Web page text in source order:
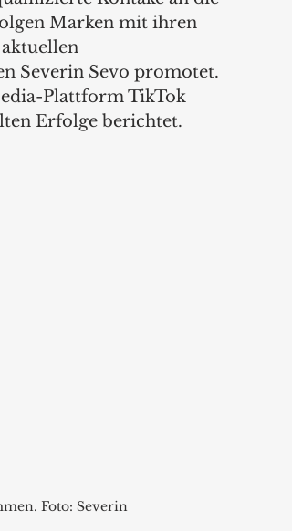
Marken mit ihren
Severin Sevo promotet.
Plattform TikTok
Erfolge berichtet.
Foto: Severin